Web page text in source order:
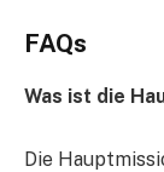
FAQs
Was ist die
Die